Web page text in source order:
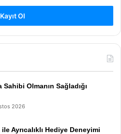
Kayıt Ol
Sahibi Olmanın Sağladığı
2026
Ayrıcalıklı Hediye Deneyimi